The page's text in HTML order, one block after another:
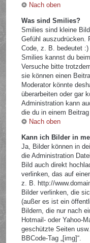
Nach oben
Was sind Smilies?
Smilies sind kleine
Gefühl auszudrücken.
Code, z. B. bedeutet
Smilies kannst du
Versuche bitte
sie können einen
Moderator könnte
überarbeiten oder gar
Administration kann
die du in einem
Nach oben
Kann ich Bilder in
Ja, Bilder können in
die Administration
Bild auch direkt
verlinken, das auf
z. B. http://
Bilder verlinken, die
(außer es ist ein
Bildern, die nur nach
Hotmail- oder Yahoo-
geschützte Seiten
BBCode-Tag „[img]“.